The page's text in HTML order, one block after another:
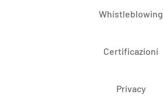
Whistleblowing
Certificazioni
Privacy